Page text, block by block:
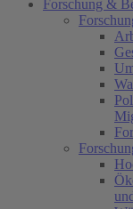
Forschung &